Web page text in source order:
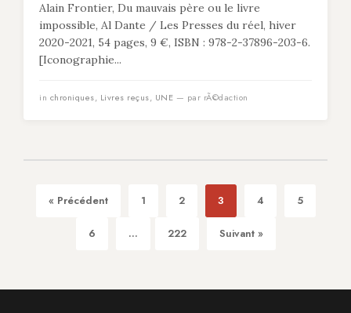
Alain Frontier, Du mauvais père ou le livre
impossible, Al Dante / Les Presses du réel, hiver
2020-2021, 54 pages, 9 €, ISBN : 978-2-37896-203-6.
[Iconographie...
in chroniques, Livres reçus, UNE — par rÃ©daction
« Précédent 1 2 3 4 5
6 ... 222 Suivant »